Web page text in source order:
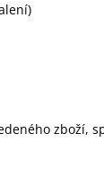
zboží,